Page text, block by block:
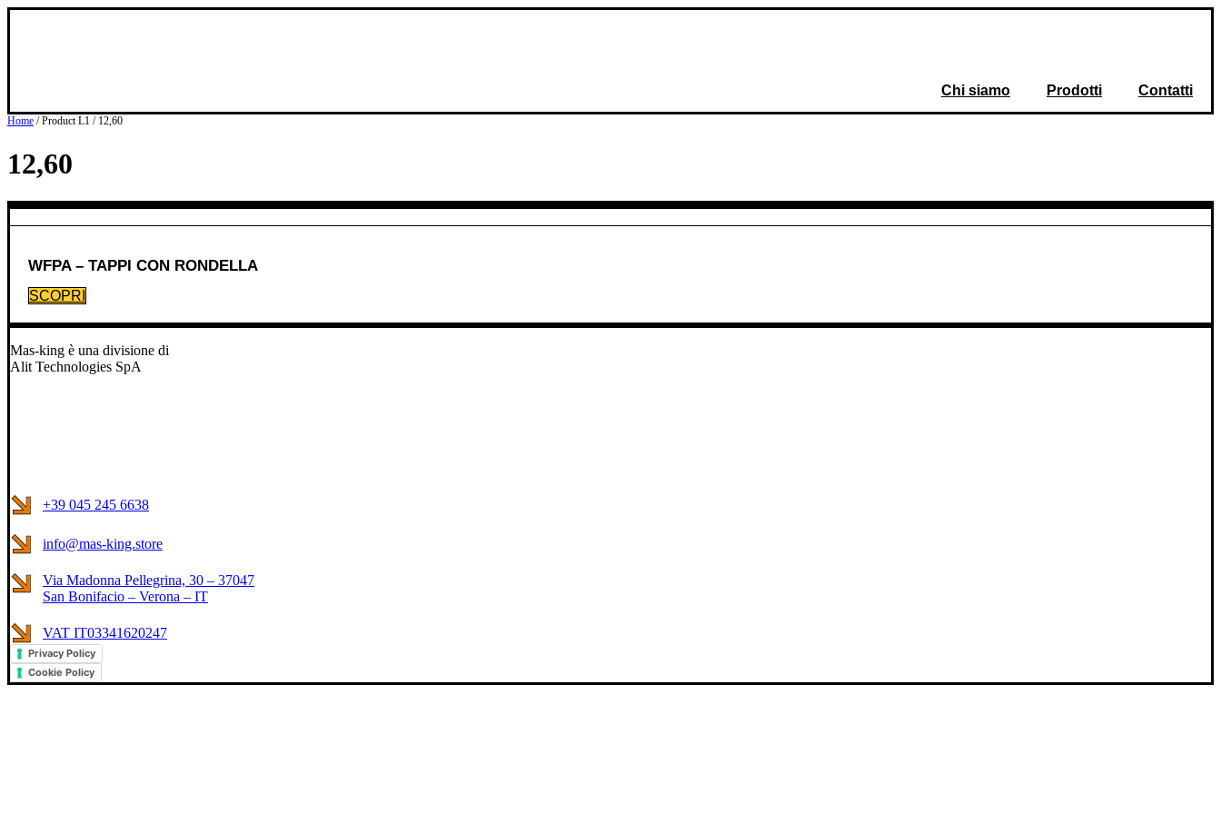
Skip
Chi siamo Prodotti Contatti
Home / Product L1 / 12,60
12,60
WFPA – TAPPI CON RONDELLA
SCOPRI
Mas-king è una divisione di
Alit Technologies SpA
+39 045 245 6638
info@mas-king.store
Via Madonna Pellegrina, 30 – 37047
San Bonifacio – Verona – IT
VAT IT03341620247
Privacy Policy
Cookie Policy